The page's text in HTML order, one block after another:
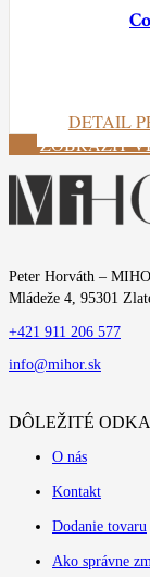
DETAIL
ZOBRAZIŤ
Peter Horváth –
Mládeže 4, 95301
+421 911 206 577
info@mihor.sk
DÔLEŽITÉ
O nás
Kontakt
Dodanie tovaru
Ako správne